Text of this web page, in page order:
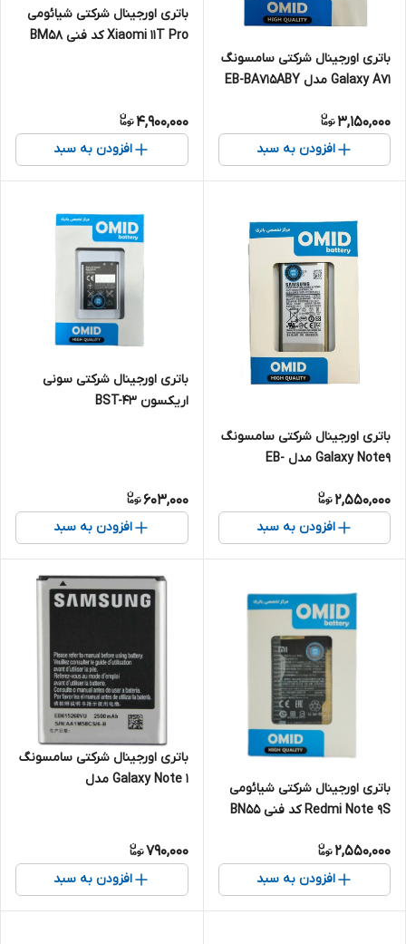
باتری اورجینال شرکتی سامسونگ
Galaxy A71 مدل EB-BA715ABY
3,150,000
افزودن به سبد
باتری اورجینال شرکتی شیائومی
Xiaomi 11T Pro کد فنی BM58
4,900,000
افزودن به سبد
باتری اورجینال شرکتی سامسونگ
Galaxy Note9 مدل EB-
2,550,000
افزودن به سبد
باتری اورجینال شرکتی سونی
اریکسون BST-43
603,000
افزودن به سبد
باتری اورجینال شرکتی شیائومی
Redmi Note 9S کد فنی BN55
2,550,000
افزودن به سبد
باتری اورجینال شرکتی سامسونگ
Galaxy Note 1 مدل
790,000
افزودن به سبد